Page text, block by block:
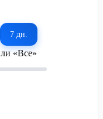
7 дн.
«Все»